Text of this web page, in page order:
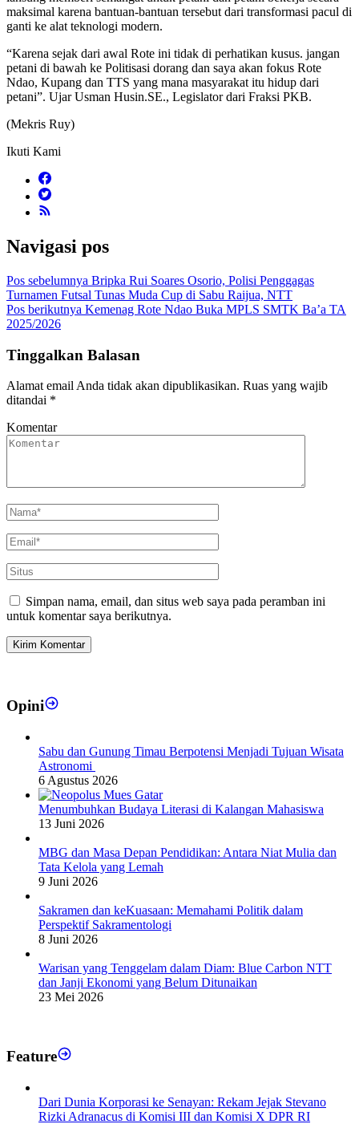
maksimal karena bantuan-bantuan tersebut dari transformasi pacul di
ganti ke alat teknologi modern.
“Karena sejak dari awal Rote ini tidak di perhatikan kusus. jangan
petani di bawah ke Politisasi dorang dan saya akan fokus Rote
Ndao, Kupang dan TTS yang mana masyarakat itu hidup dari
petani”. Ujar Usman Husin.SE., Legislator dari Fraksi PKB.
(Mekris Ruy)
Ikuti Kami
Navigasi pos
Pos sebelumnya Bripka Rui Soares Osorio, Polisi Penggagas
Turnamen Futsal Tunas Muda Cup di Sabu Raijua, NTT
Pos berikutnya Kemenag Rote Ndao Buka MPLS SMTK Ba’a TA
2025/2026
Tinggalkan Balasan
Alamat email Anda tidak akan dipublikasikan. Ruas yang wajib
ditandai *
Komentar
Simpan nama, email, dan situs web saya pada peramban ini
untuk komentar saya berikutnya.
Opini
Sabu dan Gunung Timau Berpotensi Menjadi Tujuan Wisata
Astronomi
6 Agustus 2026
Menumbuhkan Budaya Literasi di Kalangan Mahasiswa
13 Juni 2026
MBG dan Masa Depan Pendidikan: Antara Niat Mulia dan
Tata Kelola yang Lemah
9 Juni 2026
Sakramen dan keKuasaan: Memahami Politik dalam
Perspektif Sakramentologi
8 Juni 2026
Warisan yang Tenggelam dalam Diam: Blue Carbon NTT
dan Janji Ekonomi yang Belum Ditunaikan
23 Mei 2026
Feature
Dari Dunia Korporasi ke Senayan: Rekam Jejak Stevano
Rizki Adranacus di Komisi III dan Komisi X DPR RI